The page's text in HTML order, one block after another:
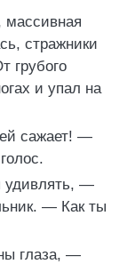
массивная
стражники
грубого
и упал на
сажает! —
удивлять, —
— Как ты
глаза, —